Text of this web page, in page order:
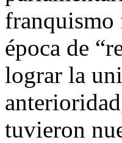
franquismo
época de
lograr la
tuvieron